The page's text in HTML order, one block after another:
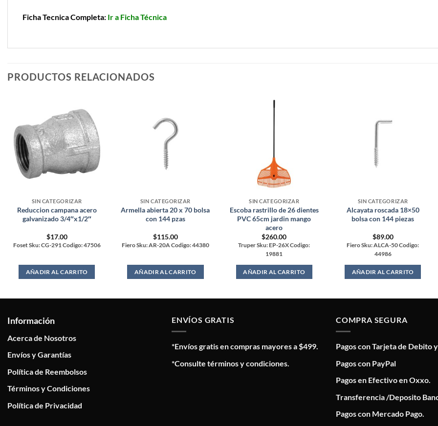
Ficha Tecnica Completa: Ir a Ficha Técnica
PRODUCTOS RELACIONADOS
SIN CATEGORIZAR
Reduccion campana acero
galvanizado 3/4″x1/2″
$17.00
Foset Sku: CG-291 Codigo: 47506
AÑADIR AL CARRITO
SIN CATEGORIZAR
Armella abierta 20 x 70 bolsa
con 144 pzas
$115.00
Fiero Sku: AR-20A Codigo: 44380
AÑADIR AL CARRITO
SIN CATEGORIZAR
Escoba rastrillo de 26 dientes
PVC 65cm jardin mango
acero
$260.00
Truper Sku: EP-26X Codigo:
19881
AÑADIR AL CARRITO
SIN CATEGORIZAR
Alcayata roscada 18×50
bolsa con 144 piezas
$89.00
Fiero Sku: ALCA-50 Codigo:
44986
AÑADIR AL CARRITO
Información
Acerca de Nosotros
Envíos y Garantías
Política de Reembolsos
Términos y Condiciones
Política de Privacidad
ENVÍOS GRATIS
*Envíos gratis en compras mayores a $499.
*Consulte términos y condiciones.
COMPRA SEGURA
Pagos con Tarjeta de Debito
Pagos con PayPal
Pagos en Efectivo en Oxxo.
Transferencia /Deposito
Pagos con Mercado Pago.